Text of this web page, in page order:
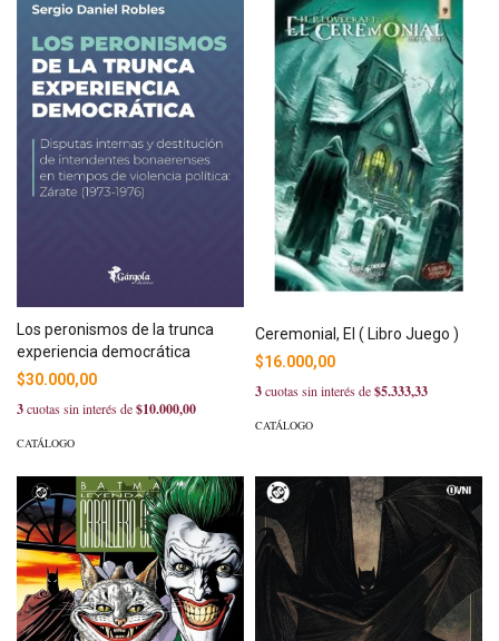
Los peronismos de la trunca
experiencia democrática
$30.000,00
3cuotas sin interés de$10.000,00
CATÁLOGO
Ceremonial, El ( Libro Juego )
$16.000,00
3cuotas sin interés de$5.333,33
CATÁLOGO